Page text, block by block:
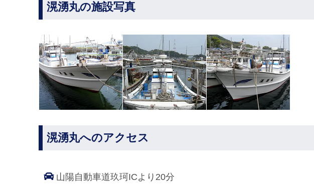
滉湧丸の施設写真
滉湧丸へのアクセス
山陽自動車道玖珂ICより20分